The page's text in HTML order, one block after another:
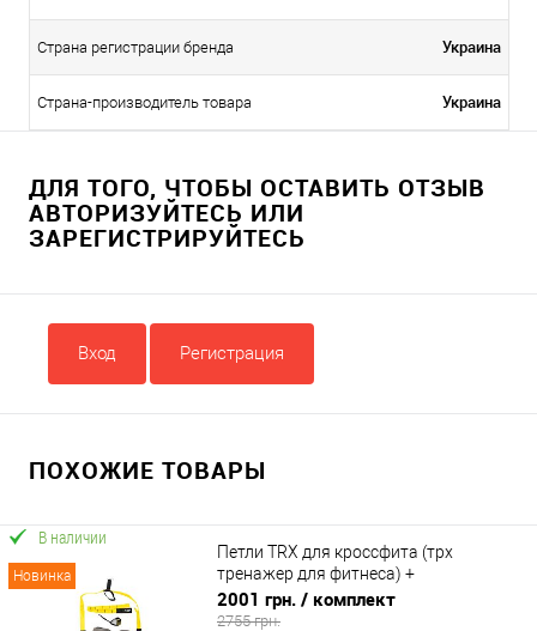
Страна регистрации бренда Украина
Страна-производитель товара Украина
ДЛЯ ТОГО, ЧТОБЫ ОСТАВИТЬ ОТЗЫВ
АВТОРИЗУЙТЕСЬ ИЛИ
ЗАРЕГИСТРИРУЙТЕСЬ
Вход Регистрация
ПОХОЖИЕ ТОВАРЫ
Новинка
В наличии
Петли TRX для кроссфита (трх
тренажер для фитнеса) +
гравитационные ботинки для турника
OSPORT Set 53 (n-0083)
2001 грн. / комплект
2755 грн.